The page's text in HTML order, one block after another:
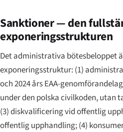
Sanktioner — den
exponeringsstrukturen
Det administrativa bötesbeloppet
exponeringsstruktur: (1)
och 2024 års EAA-
under den polska civilkoden, utan
(3) diskvalificering vid offentlig
offentlig upphandling; (4)